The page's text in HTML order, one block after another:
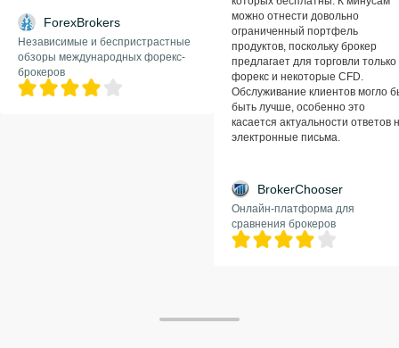
ForexBrokers
Независимые и беспристрастные
обзоры международных форекс-
брокеров
можно отнести довольно
ограниченный портфель
продуктов, поскольку брокер
предлагает для торговли только
форекс и некоторые CFD.
Обслуживание клиентов могло
быть лучше, особенно это
касается актуальности ответов
электронные письма.
BrokerChooser
Онлайн-платформа для
сравнения брокеров